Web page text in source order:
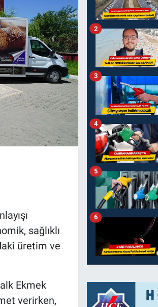
sağlıklı
üretim ve
Ekmek
verirken,
2
3
4
5
6